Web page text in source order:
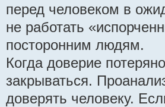
перед человеком в
не работать
посторонним людям.
Когда доверие
закрываться.
доверять человеку.